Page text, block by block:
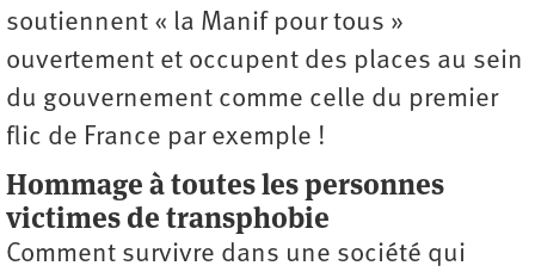
soutiennent « la Manif pour tous »
ouvertement et occupent des places au sein
du gouvernement comme celle du premier
flic de France par exemple !
Hommage à toutes les personnes
victimes de transphobie
Comment survivre dans une société qui